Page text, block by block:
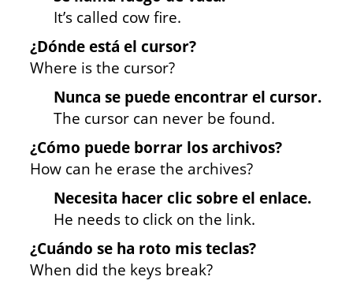
It’s called cow fire.
¿Dónde está el cursor?
Where is the cursor?
Nunca se puede encontrar el cursor.
The cursor can never be found.
¿Cómo puede borrar los archivos?
How can he erase the archives?
Necesita hacer clic sobre el enlace.
He needs to click on the link.
¿Cuándo se ha roto mis teclas?
When did the keys break?